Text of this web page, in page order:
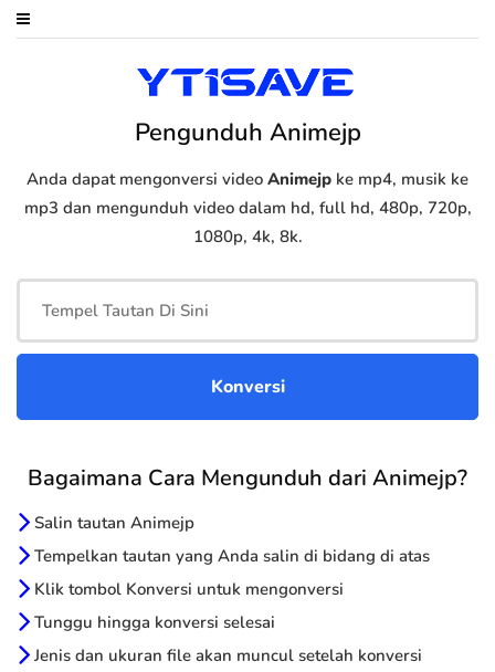
Pengunduh Animejp
Anda dapat mengonversi video Animejp ke mp4, musik ke
mp3 dan mengunduh video dalam hd, full hd, 480p, 720p,
1080p, 4k, 8k.
Bagaimana Cara Mengunduh dari Animejp?
Salin tautan Animejp
Tempelkan tautan yang Anda salin di bidang di atas
Klik tombol Konversi untuk mengonversi
Tunggu hingga konversi selesai
Jenis dan ukuran file akan muncul setelah konversi